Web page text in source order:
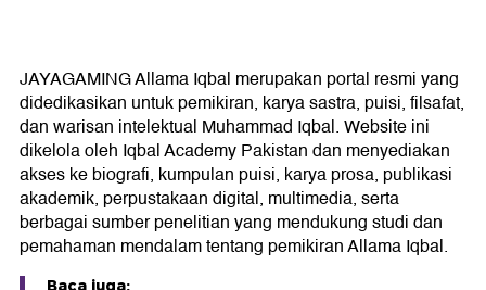
JAYAGAMING Allama Iqbal merupakan portal resmi yang
didedikasikan untuk pemikiran, karya sastra, puisi, filsafat,
dan warisan intelektual Muhammad Iqbal. Website ini
dikelola oleh Iqbal Academy Pakistan dan menyediakan
akses ke biografi, kumpulan puisi, karya prosa, publikasi
akademik, perpustakaan digital, multimedia, serta
berbagai sumber penelitian yang mendukung studi dan
pemahaman mendalam tentang pemikiran Allama Iqbal.
Baca juga: